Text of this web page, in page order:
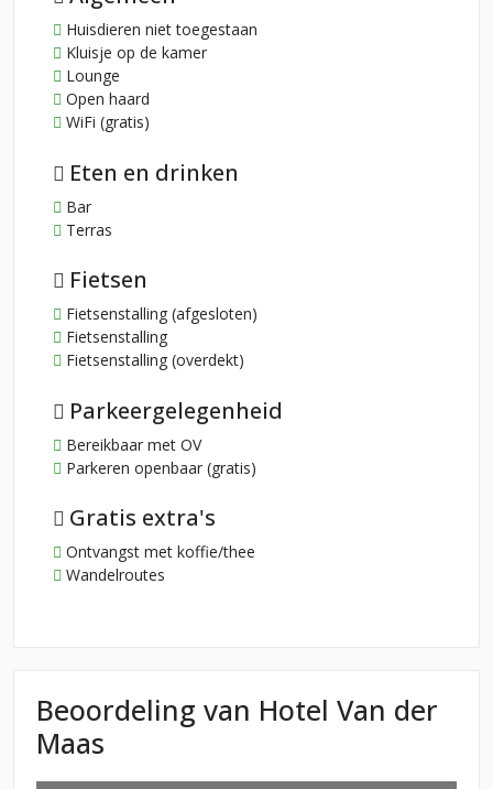
Huisdieren niet toegestaan
Kluisje op de kamer
Lounge
Open haard
WiFi (gratis)
Eten en drinken
Bar
Terras
Fietsen
Fietsenstalling (afgesloten)
Fietsenstalling
Fietsenstalling (overdekt)
Parkeergelegenheid
Bereikbaar met OV
Parkeren openbaar (gratis)
Gratis extra's
Ontvangst met koffie/thee
Wandelroutes
Beoordeling van Hotel Van der
Maas